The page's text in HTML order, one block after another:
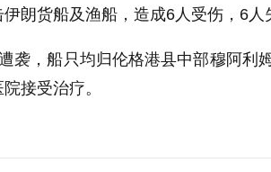
朗货船及渔船，造成6人受伤，6人
袭，船只均归伦格港县中部穆阿利
接受治疗。